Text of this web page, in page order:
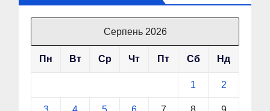
Серпень 2026
Пн Вт Ср Чт Пт Сб Нд
1 2